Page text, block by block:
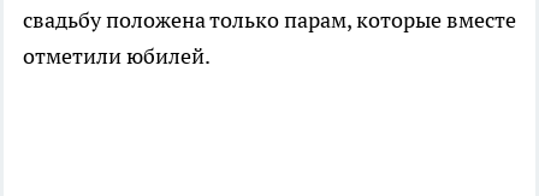
свадьбу положена только парам, которые вместе
отметили юбилей.